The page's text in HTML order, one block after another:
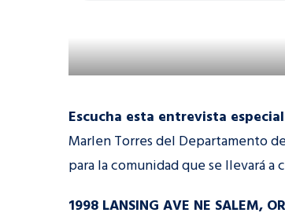
Escucha esta entrevista
Marlen Torres del Departamento
para la comunidad que se llevará a
1998 LANSING AVE NE SALEM,